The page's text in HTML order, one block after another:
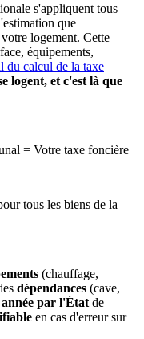
s'appliquent tous
que
logement. Cette
équipements,
du calcul de la taxe
logent, et c'est là que
= Votre taxe foncière
tous les biens de la
(chauffage,
dépendances (cave,
année par l'État de
en cas d'erreur sur